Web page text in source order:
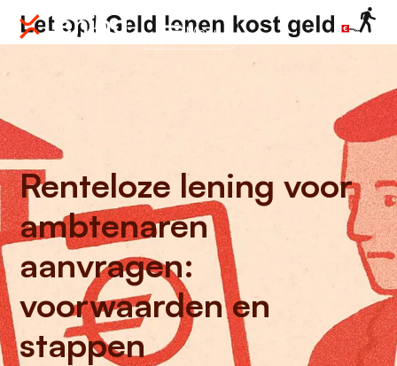
Menu
Renteloze lening voor
ambtenaren
aanvragen:
voorwaarden en
stappen